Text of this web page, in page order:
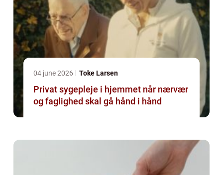
04 june 2026 Toke Larsen
Privat sygepleje i hjemmet når nærvær
og faglighed skal gå hånd i hånd